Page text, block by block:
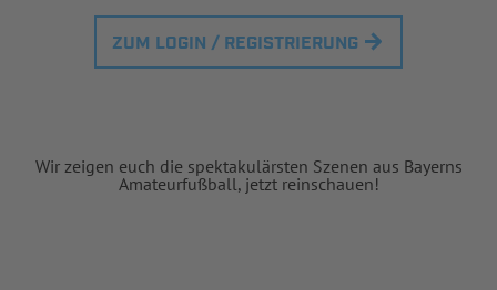
ZUM LOGIN / REGISTRIERUNG
Wir zeigen euch die spektakulärsten Szenen aus Bayerns
Amateurfußball, jetzt reinschauen!